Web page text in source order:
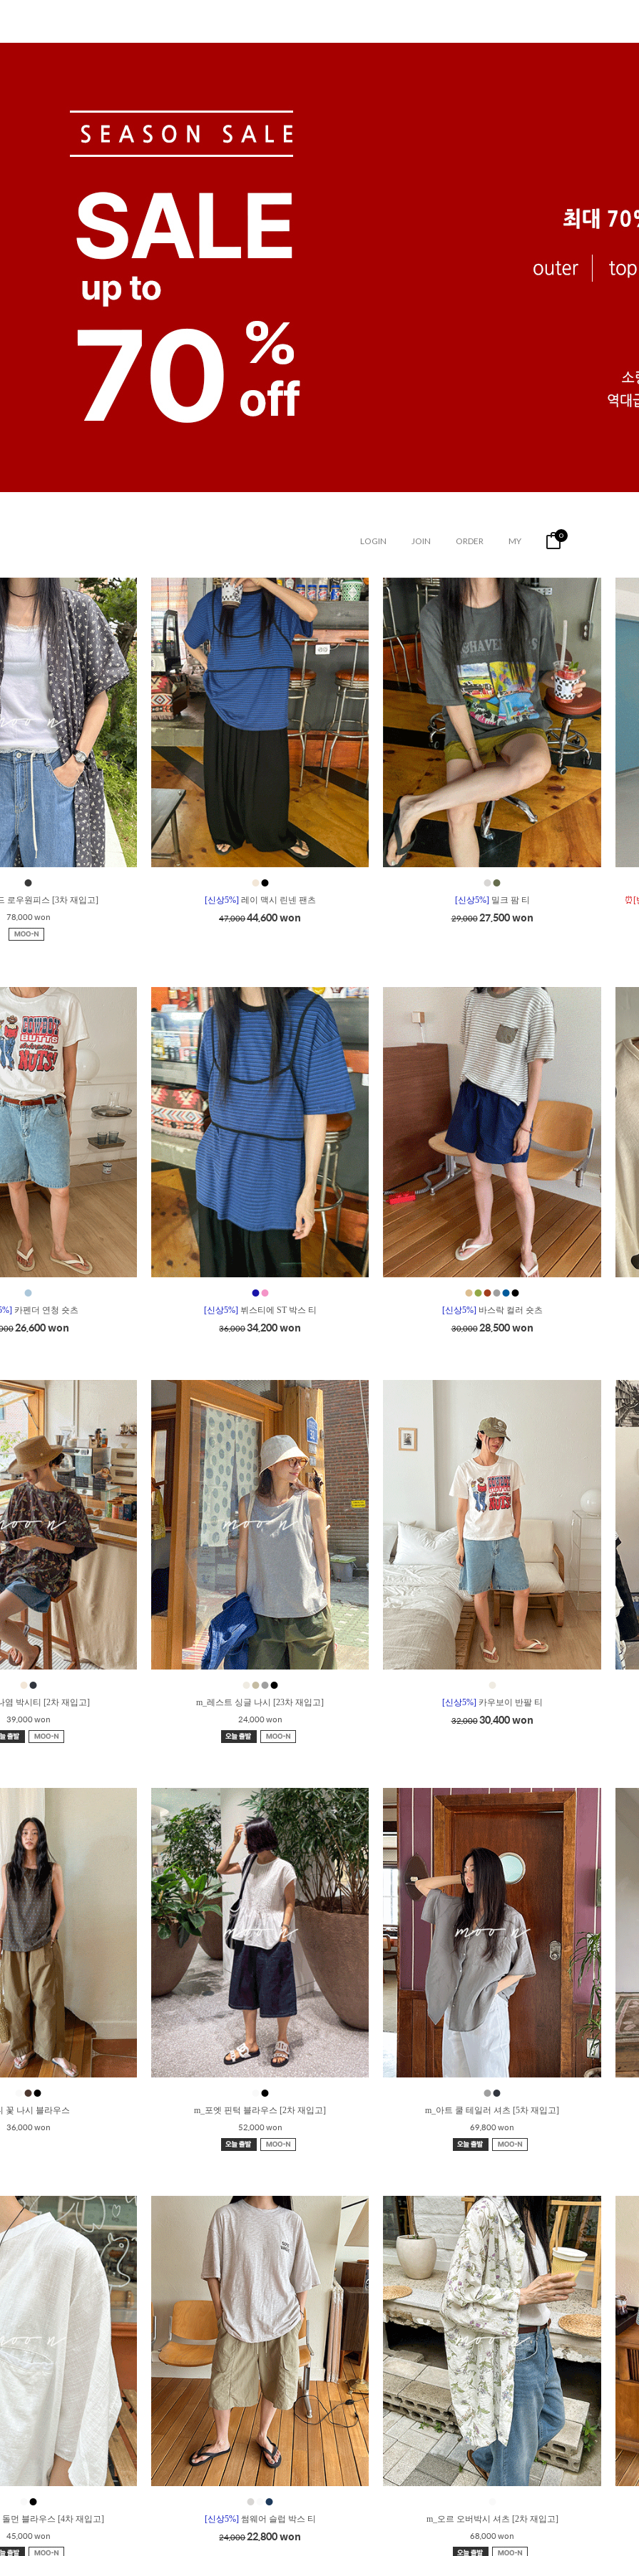
LOGIN JOIN ORDER MY 0
●
로우원피스 [3차 재입고]
78,000 won
●●
[신상5%] 레이 맥시 린넨 팬츠
47,00044,600 won
●●
[신상5%] 밀크 팜 티
29,00027,500 won
⏰[
●
카펜더 연청 숏츠
26,600 won
●●
[신상5%] 뷔스티에 ST 박스 티
36,00034,200 won
●●●●●●
[신상5%] 바스락 컬러 숏츠
30,00028,500 won
●●
염 박시티 [2차 재입고]
39,000 won
●●●●
m_레스트 싱글 나시 [23차 재입고]
24,000 won
●
[신상5%] 카우보이 반팔 티
32,00030,400 won
●●
꽃 나시 블라우스
36,000 won
●
m_포엣 핀턱 블라우스 [2차 재입고]
52,000 won
●●
m_아트 쿨 테일러 셔츠 [5차 재입고]
69,800 won
●
돌먼 블라우스 [4차 재입고]
45,000 won
● ●
[신상5%] 썸웨어 슬럽 박스 티
24,00022,800 won
m_오르 오버박시 셔츠 [2차 재입고]
68,000 won